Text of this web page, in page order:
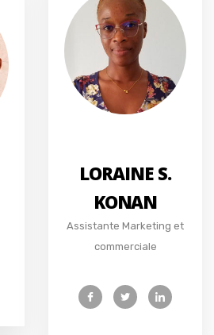
LORAINE S.
KONAN
Assistante Marketing et
commerciale